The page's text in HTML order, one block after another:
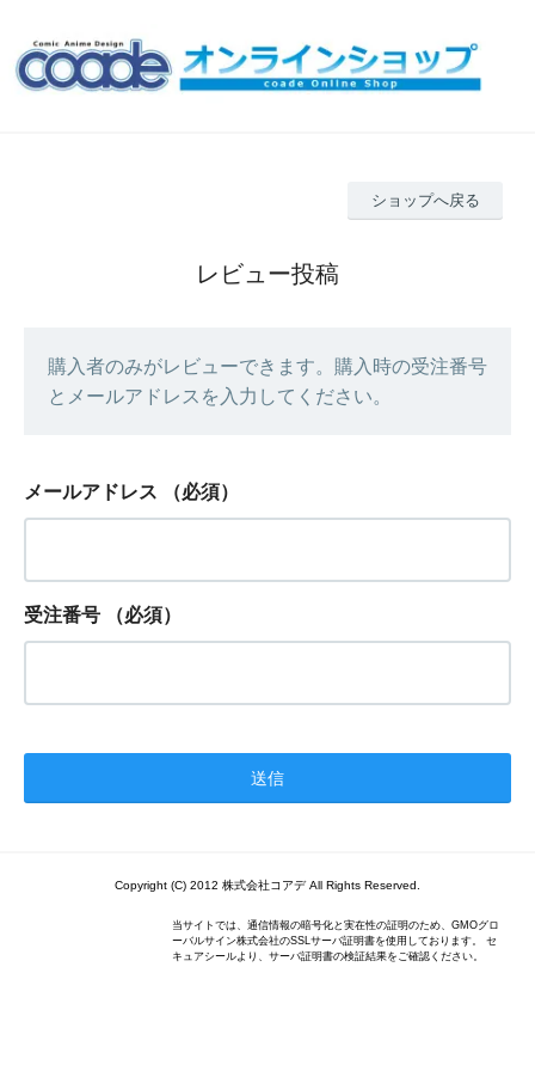
ショップへ戻る
レビュー投稿
購入者のみがレビューできます。購入時の受注番号
とメールアドレスを入力してください。
メールアドレス （必須）
受注番号 （必須）
Copyright (C) 2012 株式会社コアデ All Rights Reserved.
当サイトでは、通信情報の暗号化と実在性の証明のため、GMOグロ
ーバルサイン株式会社のSSLサーバ証明書を使用しております。 セ
キュアシールより、サーバ証明書の検証結果をご確認ください。